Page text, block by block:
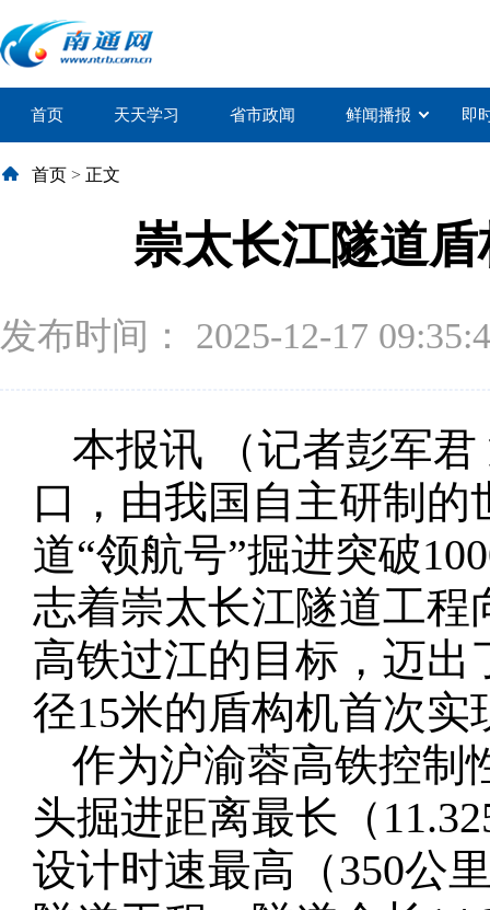
首页 天天学习 省市政闻 鲜闻播报 即
首页 > 正文
崇太长江隧道
发布时间： 2025-12-17
本报讯 （记者彭军
口，由我国自主研制
道“领航号”掘进突破
志着崇太长江隧道工程
高铁过江的目标，迈
径15米的盾构机首次实
作为沪渝蓉高铁控制
头掘进距离最长（
设计时速最高（350公